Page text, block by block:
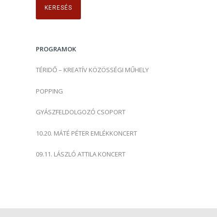
s
:PROGRAMOK
TÉRIDŐ – KREATÍV KÖZÖSSÉGI MŰHELY
POPPING
GYÁSZFELDOLGOZÓ CSOPORT
10.20. MÁTÉ PÉTER EMLÉKKONCERT
09.11. LÁSZLÓ ATTILA KONCERT